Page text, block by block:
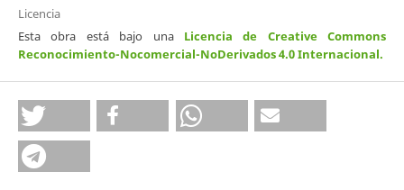
Licencia
Esta obra está bajo una Licencia de Creative Commons
Reconocimiento-Nocomercial-NoDerivados 4.0 Internacional.